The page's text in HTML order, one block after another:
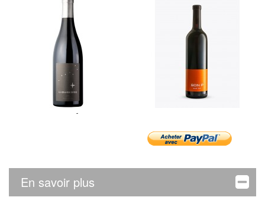
Pascal...
En savoir plus